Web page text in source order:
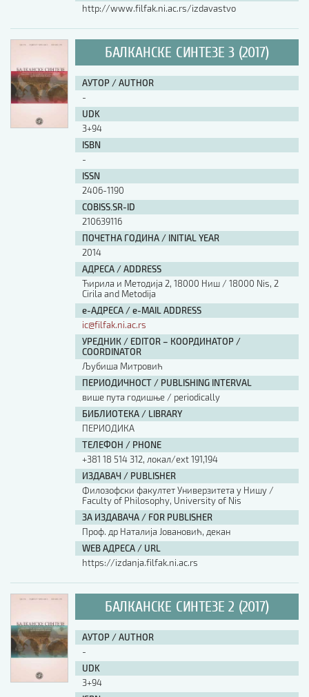
http://www.filfak.ni.ac.rs/izdavastvo
БАЛКАНСКЕ СИНТЕЗЕ 3 (2017)
АУТОР / AUTHOR
-
UDK
3+94
ISBN
-
ISSN
2406-1190
COBISS.SR-ID
210639116
ПОЧЕТНА ГОДИНА / INITIAL YEAR
2014
АДРЕСА / ADDRESS
Ћирила и Методија 2, 18000 Ниш / 18000 Nis, 2
Cirila and Metodija
е-АДРЕСА / e-MAIL ADDRESS
ic@filfak.ni.ac.rs
УРЕДНИК / EDITOR – КООРДИНАТОР /
COORDINATOR
Љубиша Митровић
ПЕРИОДИЧНОСТ / PUBLISHING INTERVAL
више пута годишње / periodically
БИБЛИОТЕКА / LIBRARY
ПЕРИОДИКА
ТЕЛЕФОН / PHONE
+381 18 514 312, локал/ext 191,194
ИЗДАВАЧ / PUBLISHER
Филозофски факултет Универзитета у Нишу /
Faculty of Philosophy, University of Nis
ЗА ИЗДАВАЧА / FOR PUBLISHER
Проф. др Наталија Јовановић, декан
WEB АДРЕСА / URL
https://izdanja.filfak.ni.ac.rs
БАЛКАНСКЕ СИНТЕЗЕ 2 (2017)
АУТОР / AUTHOR
-
UDK
3+94